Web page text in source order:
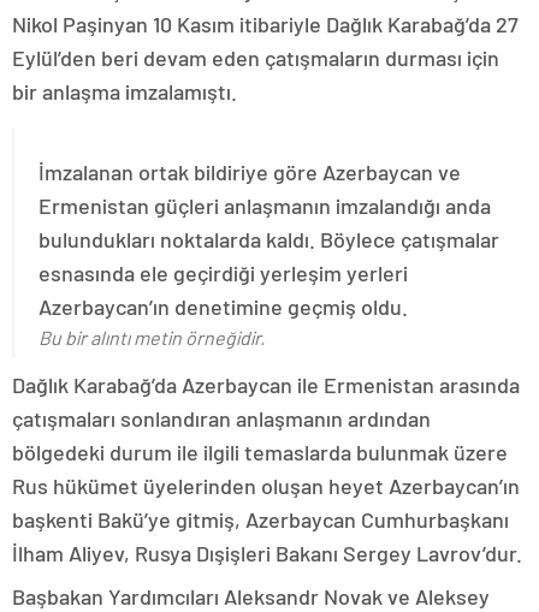
Nikol Paşinyan 10 Kasım itibariyle Dağlık Karabağ’da 27
Eylül’den beri devam eden çatışmaların durması için
bir anlaşma imzalamıştı.
İmzalanan ortak bildiriye göre Azerbaycan ve
Ermenistan güçleri anlaşmanın imzalandığı anda
bulundukları noktalarda kaldı. Böylece çatışmalar
esnasında ele geçirdiği yerleşim yerleri
Azerbaycan’ın denetimine geçmiş oldu.
Bu bir alıntı metin örneğidir.
Dağlık Karabağ’da Azerbaycan ile Ermenistan arasında
çatışmaları sonlandıran anlaşmanın ardından
bölgedeki durum ile ilgili temaslarda bulunmak üzere
Rus hükümet üyelerinden oluşan heyet Azerbaycan’ın
başkenti Bakü’ye gitmiş, Azerbaycan Cumhurbaşkanı
İlham Aliyev, Rusya Dışişleri Bakanı Sergey Lavrov’dur.
Başbakan Yardımcıları Aleksandr Novak ve Aleksey